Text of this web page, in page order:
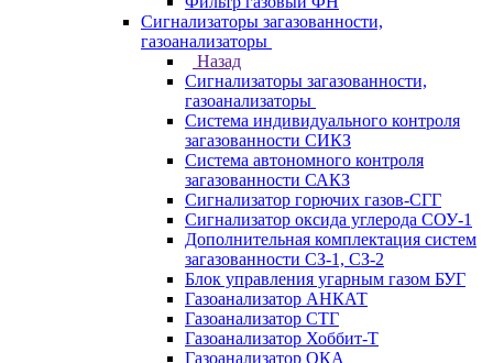
Сигнализаторы загазованности,
газоанализаторы
Назад
Сигнализаторы загазованности,
газоанализаторы
Система индивидуального контроля
загазованности СИКЗ
Система автономного контроля
загазованности САКЗ
Сигнализатор горючих газов-СГГ
Сигнализатор оксида углерода СОУ-1
Дополнительная комплектация систем
загазованности СЗ-1, СЗ-2
Блок управления угарным газом БУГ
Газоанализатор АНКАТ
Газоанализатор СТГ
Газоанализатор Хоббит-Т
Газоанализатор ОКА